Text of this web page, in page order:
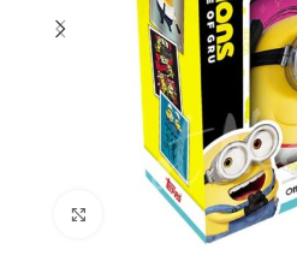
Click to enlarge